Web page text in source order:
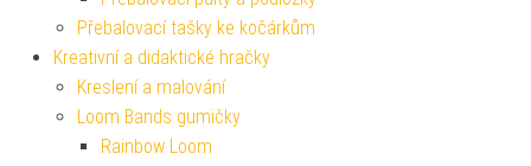
Přebalovací tašky ke kočárkům
Kreativní a didaktické hračky
Kreslení a malování
Loom Bands gumičky
Rainbow Loom